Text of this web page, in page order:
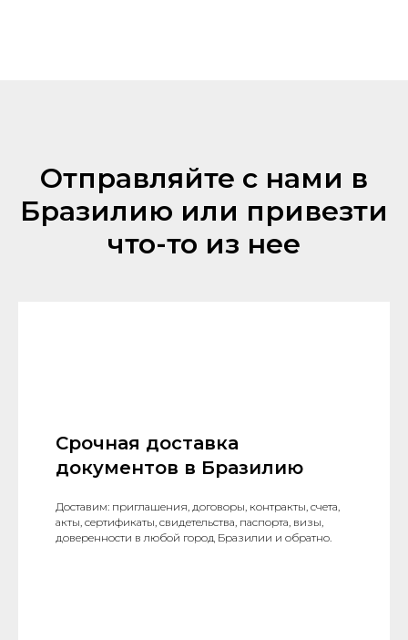
Отправляйте с нами в
Бразилию или привезти
что-то из нее
Срочная доставка
документов в Бразилию
Доставим: приглашения, договоры, контракты, счета,
акты, сертификаты, свидетельства, паспорта, визы,
доверенности в любой город Бразилии и обратно.